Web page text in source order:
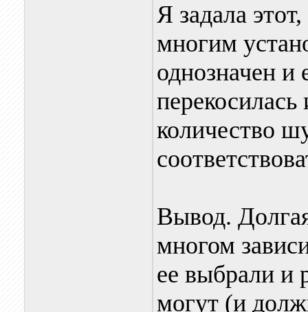
Я задала
многим
однозначен
перекосилась
количество
Вывод.
многом
ее выбрали и
могут (и